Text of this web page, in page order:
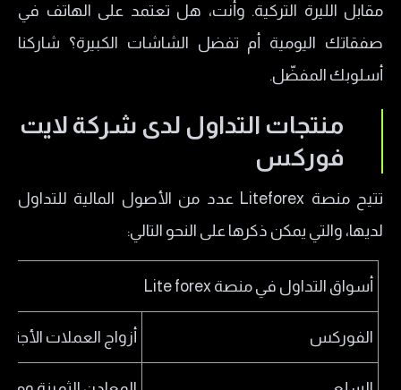
مقابل الليرة التركية. وأنت، هل تعتمد على الهاتف في
صفقاتك اليومية أم تفضل الشاشات الكبيرة؟ شاركنا
أسلوبك المفضّل.
منتجات التداول لدى شركة لايت
فوركس
تتيح منصة Liteforex عدد من الأصول المالية للتداول
لديها، والتي يمكن ذكرها على النحو التالي:
أسواق التداول في منصة Lite forex
الفوركس أزواج العملات